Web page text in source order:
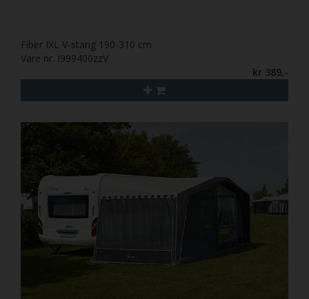
Fiber IXL V-stang 190-310 cm
Vare nr. I999400zzV
kr 389,-